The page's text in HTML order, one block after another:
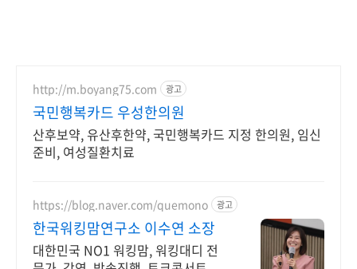
http://m.boyang75.com 광고
국민행복카드 우성한의원
산후보약, 유산후한약, 국민행복카드 지정 한의원, 임신
준비, 여성질환치료
https://blog.naver.com/quemono 광고
한국워킹맘연구소 이수연 소장
대한민국 NO1 워킹맘, 워킹대디 전